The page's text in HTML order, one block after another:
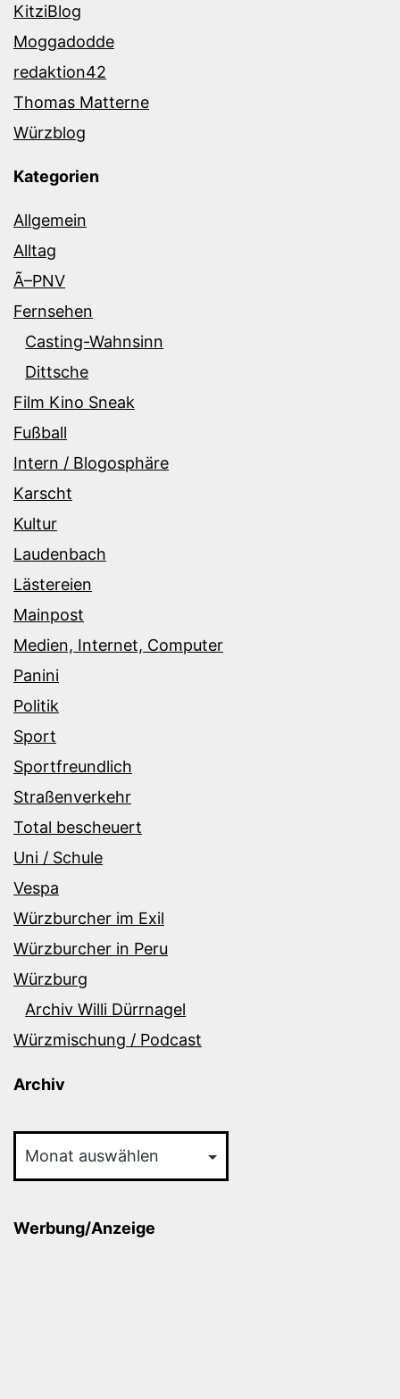
KitziBlog
Moggadodde
redaktion42
Thomas Matterne
Würzblog
Kategorien
Allgemein
Alltag
Ã–PNV
Fernsehen
Casting-Wahnsinn
Dittsche
Film Kino Sneak
Fußball
Intern / Blogosphäre
Karscht
Kultur
Laudenbach
Lästereien
Mainpost
Medien, Internet, Computer
Panini
Politik
Sport
Sportfreundlich
Straßenverkehr
Total bescheuert
Uni / Schule
Vespa
Würzburcher im Exil
Würzburcher in Peru
Würzburg
Archiv Willi Dürrnagel
Würzmischung / Podcast
Archiv
Werbung/Anzeige